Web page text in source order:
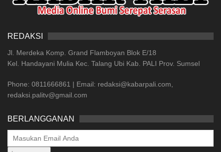
REDAKSI
Jl. Merdeka Komp. Grand Flamboyan Blok E/18
Kel. Handayani Mulia Kec. Talang Ubi Kab. PALI Prov. Sumsel
Phone: 0811666861 | Email: redaksi@kabarpali.com,
redaksi.palitv@gmail.com
BERLANGGANAN